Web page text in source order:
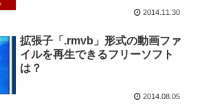
2014.11.30
拡張子「.rmvb」形式の動画ファ
イルを再生できるフリーソフト
は？
2014.08.05